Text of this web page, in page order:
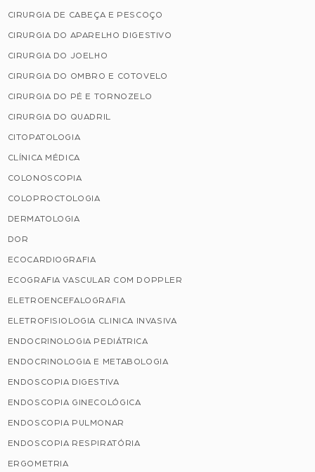
CIRURGIA DE CABEÇA E PESCOÇO
CIRURGIA DO APARELHO DIGESTIVO
CIRURGIA DO JOELHO
CIRURGIA DO OMBRO E COTOVELO
CIRURGIA DO PÉ E TORNOZELO
CIRURGIA DO QUADRIL
CITOPATOLOGIA
CLÍNICA MÉDICA
COLONOSCOPIA
COLOPROCTOLOGIA
DERMATOLOGIA
DOR
ECOCARDIOGRAFIA
ECOGRAFIA VASCULAR COM DOPPLER
ELETROENCEFALOGRAFIA
ELETROFISIOLOGIA CLINICA INVASIVA
ENDOCRINOLOGIA PEDIÁTRICA
ENDOCRINOLOGIA E METABOLOGIA
ENDOSCOPIA DIGESTIVA
ENDOSCOPIA GINECOLÓGICA
ENDOSCOPIA PULMONAR
ENDOSCOPIA RESPIRATÓRIA
ERGOMETRIA